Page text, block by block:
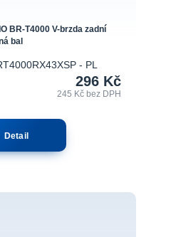
BR-T4000 V-brzda zadní
bal
- PL
296 Kč
245 Kč bez DPH
Detail